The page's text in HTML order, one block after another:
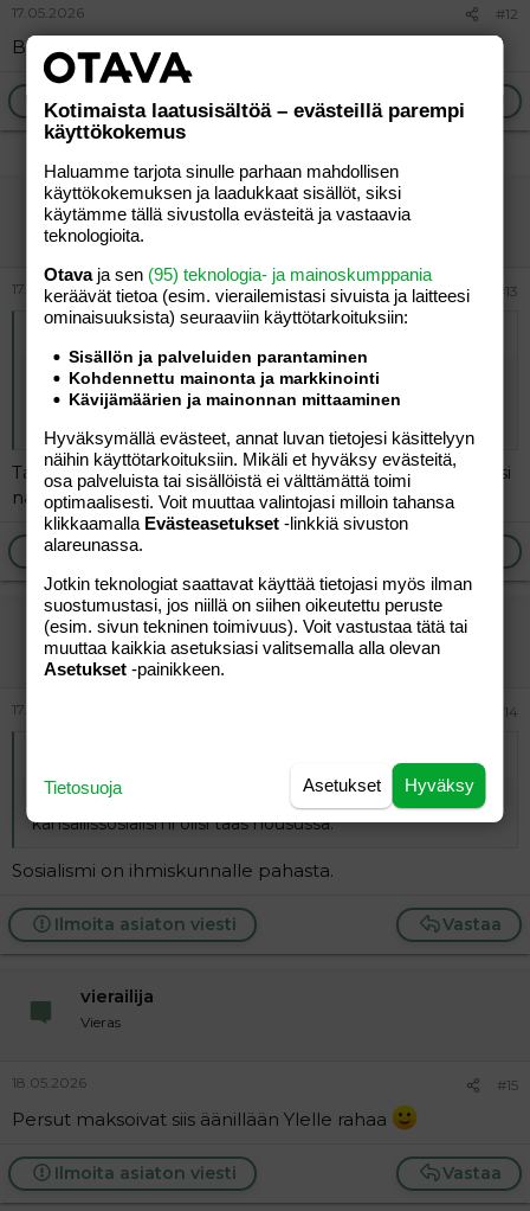
17.05.2026 #12
Bangaranga oli paras ja mukaansa tempaava eurobiisi.
Vastaa
Ilmoita asiaton viesti
vierailija
Vieras
17.05.2026 #13
Alkuperäinen kirjoittaja vierailija
Googletin sanan liekinheitin. Hinta laitteella lähes 50 €.
Ehkä äänestämättä jättäneillä mailla ei ole tarvetta
Taisi olla ihan jopa vitsiksi tarkoitettu?Missä kohtaa pitäisi
nauraa?
Ilmoita asiaton viesti
vierailija
Vieras
17.05.2026 #14
Tulee tästä vasemmiston antisemitismistä mieleen ettei
kansallissosialismi olisi taas nousussa.
Sosialismi on ihmiskunnalle pahasta.
Vastaa
Ilmoita asiaton viesti
vierailija
Vieras
18.05.2026 #15
Persut maksoivat siis äänillään Ylelle rahaa
Vastaa
Ilmoita asiaton viesti
Kotimaista laatusisältöä – evästeillä parempi
käyttökokemus
Haluamme tarjota sinulle parhaan mahdollisen
käyttökokemuksen ja laadukkaat sisällöt, siksi
käytämme tällä sivustolla evästeitä ja vastaavia
teknologioita.
Otavaja sen (95) teknologia- ja mainoskumppania
keräävät tietoa (esim. vierailemis­tasi sivuista ja laitteesi
ominaisuuk­sista) seuraaviin käyttötarkoituksiin:
Sisällön ja palveluiden parantaminen
Kohdennettu mainonta ja markkinointi
Kävijämäärien ja mainonnan mittaaminen
Hyväksymällä evästeet, annat luvan tietojesi käsittelyyn
näihin käyttötarkoituksiin. Mikäli et hyväksy evästeitä,
osa palveluista tai sisällöistä ei välttämättä toimi
optimaalisesti. Voit muuttaa valintojasi milloin tahansa
klikkaamalla Evästeasetukset -linkkiä sivuston
alareunassa.
Jotkin teknologiat saattavat käyttää tietojasi myös ilman
suostumustasi, jos niillä on siihen oikeutettu peruste
(esim. sivun tekninen toimivuus). Voit vastustaa tätä tai
muuttaa kaikkia asetuksiasi valitsemalla alla olevan
Asetukset -painikkeen.
Hyväksy
Asetukset
Tietosuoja